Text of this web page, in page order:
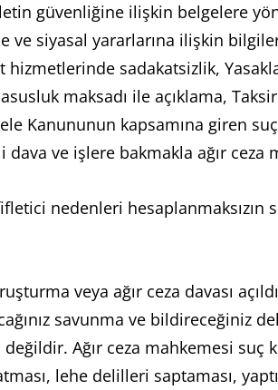
güvenliğine ilişkin belgelere
siyasal yararlarına ilişkin
hizmetlerinde sadakatsizlik,
maksadı ile açıklama,
kapsamına giren
ve işlere bakmakla ağır
nedenleri hesaplanmaksızın
veya ağır ceza davası
savunma ve bildireceğiniz
Ağır ceza mahkemesi
lehe delilleri saptaması,